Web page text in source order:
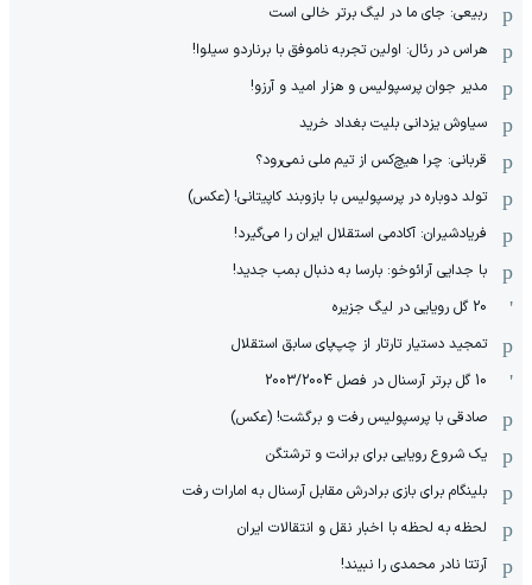
ربیعی: جای ما در لیگ برتر خالی است
هراس در رئال: اولین تجربه ناموفق با برناردو سیلوا!
مدیر جوان پرسپولیس و هزار امید و آرزو!
سیاوش یزدانی بلیت بغداد خرید
قربانی: چرا هیچ‌کس از تیم ملی نمی‌رود؟
تولد دوباره در پرسپولیس با بازوبند کاپیتانی! (عکس)
فریادشیران: آکادمی استقلال ایران را می‌گیرد!
با جدایی آرائوخو: بارسا به دنبال بمب جدید!
20 گل رویایی در لیگ جزیره
تمجید دستیار تارتار از چپ‌پای سابق استقلال
10 گل برتر آرسنال در فصل 2003/2004
صادقی با پرسپولیس رفت و برگشت! (عکس)
یک شروع رویایی برای برانت و ترشتگن
بلینگام برای بازی برادرش مقابل آرسنال به امارات رفت
لحظه به لحظه با اخبار نقل و انتقالات ایران
آرتتا نادر محمدی را نبیند!